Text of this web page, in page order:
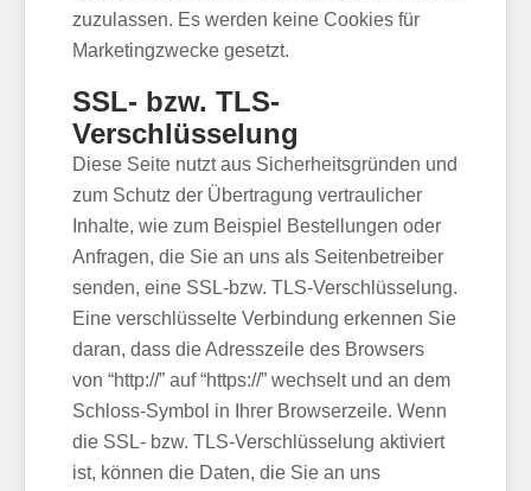
zuzulassen. Es werden keine Cookies für
Marketingzwecke gesetzt.
SSL- bzw. TLS-
Verschlüsselung
Diese Seite nutzt aus Sicherheitsgründen und
zum Schutz der Übertragung vertraulicher
Inhalte, wie zum Beispiel Bestellungen oder
Anfragen, die Sie an uns als Seitenbetreiber
senden, eine SSL-bzw. TLS-Verschlüsselung.
Eine verschlüsselte Verbindung erkennen Sie
daran, dass die Adresszeile des Browsers
von “http://” auf “https://” wechselt und an dem
Schloss-Symbol in Ihrer Browserzeile. Wenn
die SSL- bzw. TLS-Verschlüsselung aktiviert
ist, können die Daten, die Sie an uns